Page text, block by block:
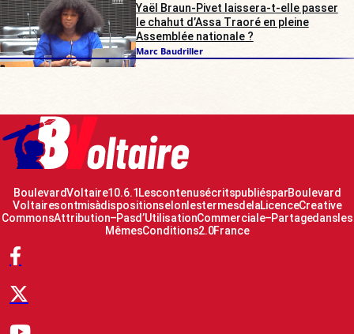
Yaël Braun-Pivet laissera-t-elle passer
le chahut d’Assa Traoré en pleine
Assemblée nationale ?
Marc Baudriller
Boulevard Voltaire 10.6.1 Les contenus écrits publiés par Boulevard
Voltaire sont mis à disposition selon les termes de la Licence Creative
Commons Attribution – Pas d’Utilisation Commerciale – Partage dans les
Mêmes Conditions 2.0 France